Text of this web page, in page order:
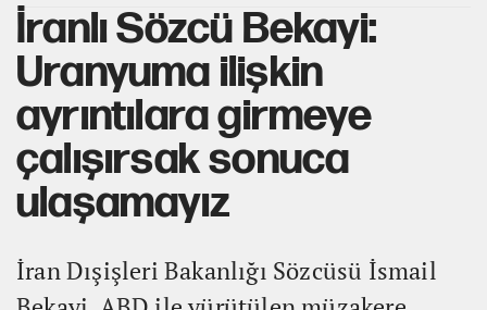
İranlı Sözcü Bekayi:
Uranyuma ilişkin
ayrıntılara girmeye
çalışırsak sonuca
ulaşamayız
İran Dışişleri Bakanlığı Sözcüsü İsmail